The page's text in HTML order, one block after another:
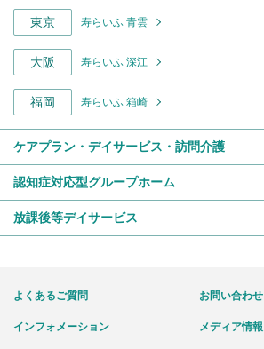
東京 寿らいふ 青雲
大阪 寿らいふ 深江
福岡 寿らいふ 箱崎
ケアプラン・デイサービス・訪問介護
認知症対応型グループホーム
放課後等デイサービス
よくあるご質問 お問い合わせ
インフォメーション メディア情報